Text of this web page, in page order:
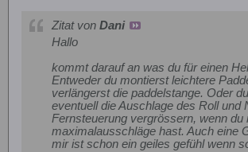
Zitat von Dani
Hallo
kommt darauf an was du für einen
Entweder du montierst leichtere
verlängerst die paddelstange. Oder
eventuell die Auschlage des Roll und
Fernsteuerung vergrössern, wenn du
maximalausschläge hast. Auch eine
mir ist schon ein geiles gefühl wenn